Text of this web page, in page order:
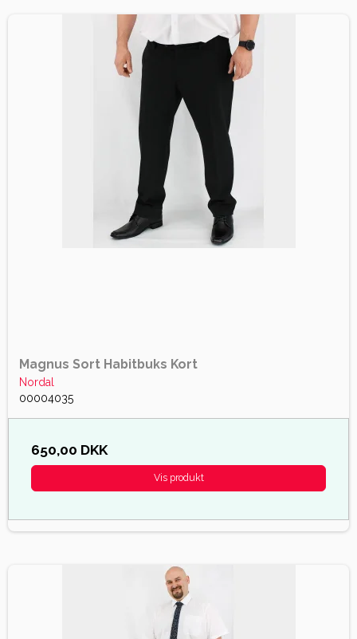
Magnus Sort Habitbuks Kort
Nordal
00004035
650,00 DKK
Vis produkt